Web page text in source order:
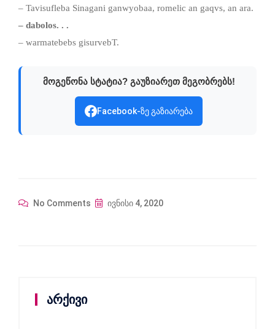
– Tavisufleba Sinagani ganwyobaa, romelic an gaqvs, an ara.
– dabolos. . .
– warmatebebs gisurvebT.
მოგეწონა სტატია? გაუზიარეთ მეგობრებს!
Facebook-ზე გაზიარება
No Comments ივნისი 4, 2020
არქივი